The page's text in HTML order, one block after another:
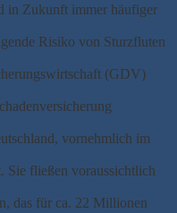
in Zukunft immer häufiger
Risiko von Sturzfluten
(GDV)
vornehmlich im
Sie fließen voraussichtlich
das für ca. 22 Millionen